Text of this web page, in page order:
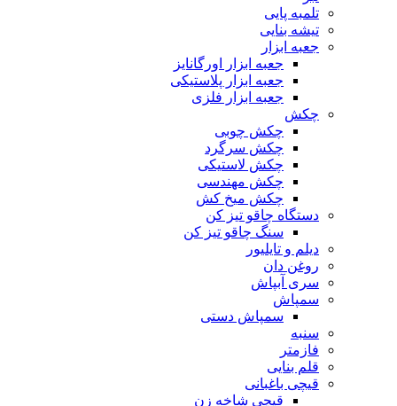
تلمبه پایی
تیشه بنایی
جعبه ابزار
جعبه ابزار اورگانایز
جعبه ابزار پلاستیکی
جعبه ابزار فلزی
چکش
چکش چوبی
چکش سرگرد
چکش لاستیکی
چکش مهندسی
چکش میخ کش
دستگاه چاقو تیز کن
سنگ چاقو تیز کن
دیلم و تایلیور
روغن دان
سری آبپاش
سمپاش
سمپاش دستی
سنبه
فازمتر
قلم بنایی
قیچی باغبانی
قیچی شاخه زن